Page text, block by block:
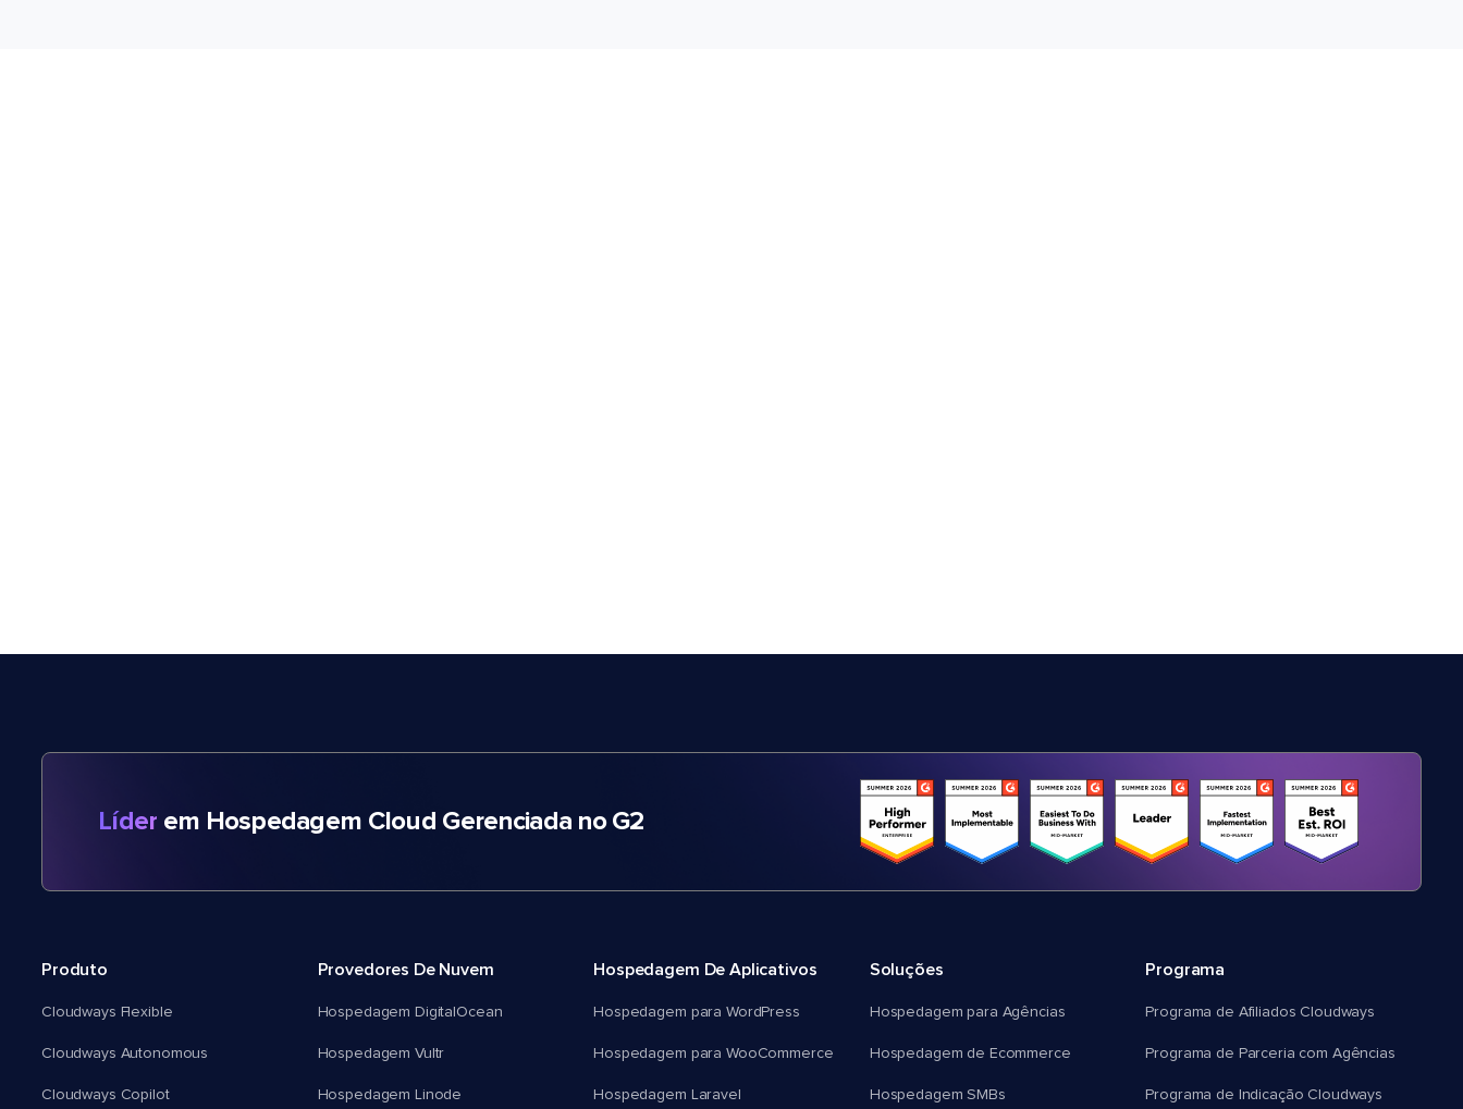
Líder em Hospedagem Cloud Gerenciada no G2
Produto
Cloudways Flexible
Cloudways Autonomous
Cloudways Copilot
Provedores De Nuvem
Hospedagem DigitalOcean
Hospedagem Vultr
Hospedagem Linode
Hospedagem De Aplicativos
Hospedagem para WordPress
Hospedagem para WooCommerce
Hospedagem Laravel
Soluções
Hospedagem para Agências
Hospedagem de Ecommerce
Hospedagem SMBs
Programa
Programa de Afiliados Cloudways
Programa de Parceria com Agências
Programa de Indicação Cloudways